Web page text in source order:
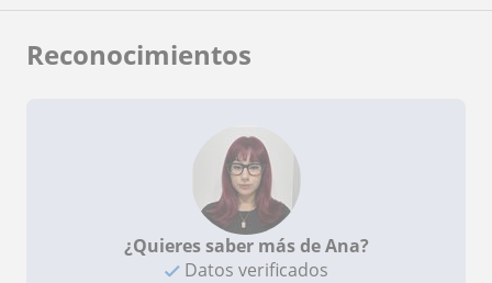
Reconocimientos
¿Quieres saber más de Ana?
Datos verificados